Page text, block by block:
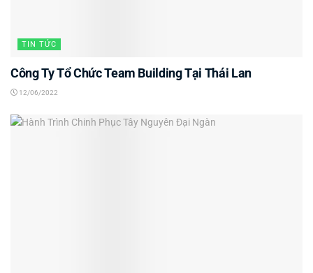
TIN TỨC
Công Ty Tổ Chức Team Building Tại Thái Lan
12/06/2022